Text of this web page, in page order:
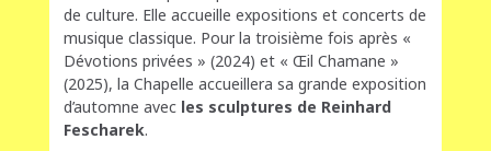
de culture. Elle accueille expositions et concerts de
musique classique. Pour la troisième fois après «
Dévotions privées » (2024) et « Œil Chamane »
(2025), la Chapelle accueillera sa grande exposition
d’automne avec les sculptures de Reinhard
Fescharek.